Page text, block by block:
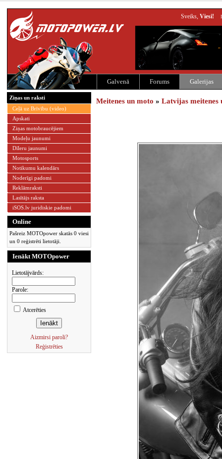
Sveiks, Viesi!
Galvenā Forums Galerijas
Ziņas un raksti
Ceļā uz Brīvību (video)
Apskati
Ziņas motobraucējiem
Modeļu jaunumi
Dīleru jaunumi
Motosports
Notikumu kalendārs
Noderīgi padomi
Reklāmraksti
Lasītājs raksta
iSOS.lv juridiskie padomi
Online
Pašreiz MOTOpower skatās 0 viesi
un 0 reģistrēti lietotāji.
Ienākt MOTOpower
Lietotājvārds:
Parole:
Atcerēties
Aizmirsi paroli?
Reģistrēties
Meitenes un moto » Latvijas meitenes